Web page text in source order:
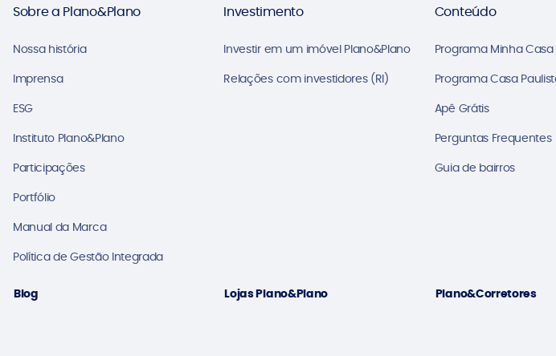
Sobre a Plano&Plano
Nossa história
Imprensa
ESG
Instituto Plano&Plano
Participações
Portfólio
Manual da Marca
Política de Gestão Integrada
Investimento
Investir em um imóvel Plano&Plano
Relações com investidores (RI)
Conteúdo
Programa Minha
Programa Casa
Apê Grátis
Perguntas Frequentes
Guia de bairros
Blog Lojas Plano&Plano Plano&Corretores